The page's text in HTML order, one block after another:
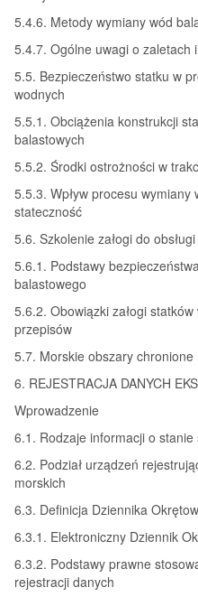
5.4.6. Metody wymiany wód
5.4.7. Ogólne uwagi o zaletach
5.5. Bezpieczeństwo statku w
wodnych
5.5.1. Obciążenia konstrukcji
balastowych
5.5.2. Środki ostrożności w
5.5.3. Wpływ procesu wymiany
stateczność
5.6. Szkolenie załogi do
5.6.1. Podstawy
balastowego
5.6.2. Obowiązki załogi
przepisów
5.7. Morskie obszary
6. REJESTRACJA DANYCH
Wprowadzenie
6.1. Rodzaje informacji o
6.2. Podział urządzeń
morskich
6.3. Definicja Dziennika
6.3.1. Elektroniczny Dziennik
6.3.2. Podstawy prawne
rejestracji danych